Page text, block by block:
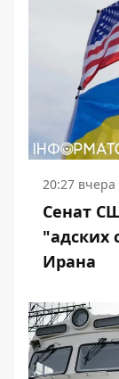
20:27 вчера
Сенат
"адских
Ирана